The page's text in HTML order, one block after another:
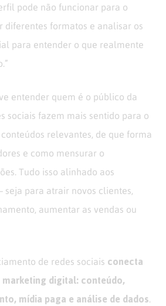
pode não funcionar para o
diferentes formatos e analisar os
para entender o que realmente
entender quem é o público da
sociais fazem mais sentido para o
relevantes, de que forma
e como mensurar o
Tudo isso alinhado aos
seja para atrair novos clientes,
aumentar as vendas ou
de redes sociais conecta
digital: conteúdo,
mídia paga e análise de dados